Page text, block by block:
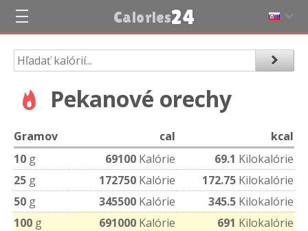
Calories24
Pekanové orechy
Gramov cal
kcal
10 g 69100 Kalórie 69.1 Kilokalórie
25 g 172750 Kalórie 172.75 Kilokalórie
50 g 345500 Kalórie 345.5 Kilokalórie
100 g 691000 Kalórie 691 Kilokalórie